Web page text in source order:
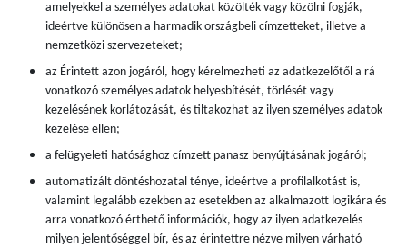
amelyekkel a személyes adatokat közölték vagy közölni fogják,
ideértve különösen a harmadik országbeli címzetteket, illetve a
nemzetközi szervezeteket;
az Érintett azon jogáról, hogy kérelmezheti az adatkezelőtől a rá
vonatkozó személyes adatok helyesbítését, törlését vagy
kezelésének korlátozását, és tiltakozhat az ilyen személyes adatok
kezelése ellen;
a felügyeleti hatósághoz címzett panasz benyújtásának jogáról;
automatizált döntéshozatal ténye, ideértve a profilalkotást is,
valamint legalább ezekben az esetekben az alkalmazott logikára és
arra vonatkozó érthető információk, hogy az ilyen adatkezelés
milyen jelentőséggel bír, és az érintettre nézve milyen várható